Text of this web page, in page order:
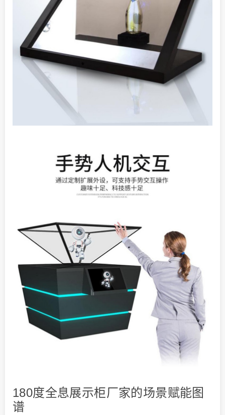
180度全息展示柜厂家的场景赋能图
谱